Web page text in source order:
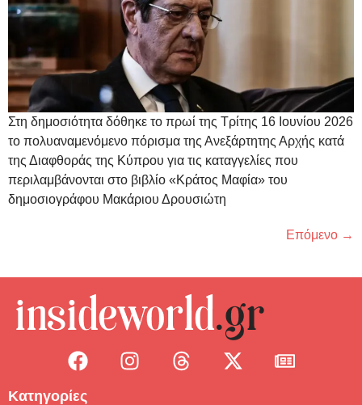
Στη δημοσιότητα δόθηκε το πρωί της Τρίτης 16 Ιουνίου 2026
το πολυαναμενόμενο πόρισμα της Ανεξάρτητης Αρχής κατά
της Διαφθοράς της Κύπρου για τις καταγγελίες που
περιλαμβάνονται στο βιβλίο «Κράτος Μαφία» του
δημοσιογράφου Μακάριου Δρουσιώτη
Επόμενο →
Κατηγορίες